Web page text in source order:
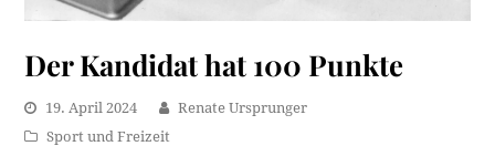
Der Kandidat hat 100 Punkte
19. April 2024
Renate Ursprunger
Sport und Freizeit